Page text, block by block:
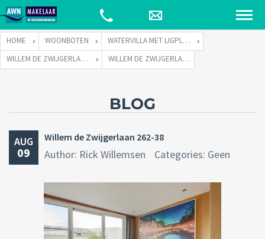
HOME WOONBOTEN
WATERVILLA MET LIGPLAATS
WILLEM DE ZWIJGERLAAN 262 TE 1055 RE AMSTERDAM
WILLEM DE ZWIJGERLAAN 262-38
BLOG
AUG
09
Willem de Zwijgerlaan 262-38
Author: Rick Willemsen Categories: Geen